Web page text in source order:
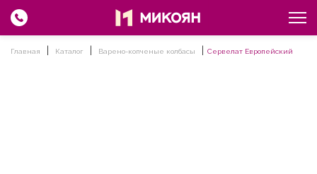
Главная Каталог Варено-копченые колбасы Сервелат Европейский